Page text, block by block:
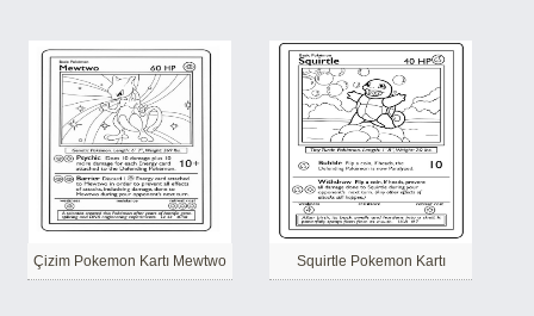
Çizim Pokemon Kartı Mewtwo Squirtle Pokemon Kartı